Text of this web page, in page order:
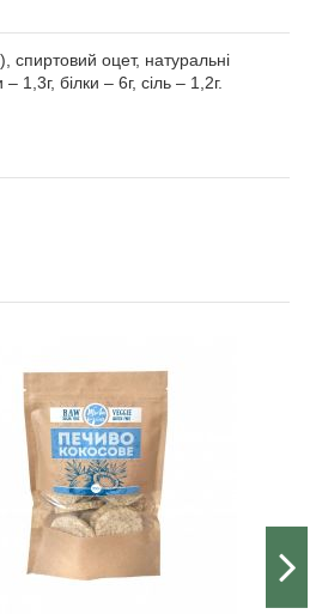
спиртовий оцет, натуральні
білки – 6г, сіль – 1,2г.